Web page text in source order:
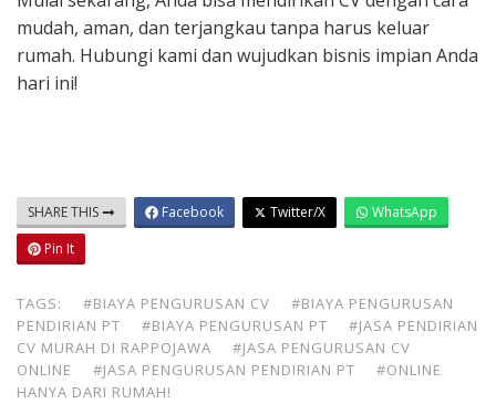
mudah, aman, dan terjangkau tanpa harus keluar
rumah. Hubungi kami dan wujudkan bisnis impian Anda
hari ini!
SHARE THIS Facebook Twitter/X
WhatsApp
Pin It
TAGS: #BIAYA PENGURUSAN CV
#BIAYA PENGURUSAN
PENDIRIAN PT
#BIAYA PENGURUSAN PT
#JASA PENDIRIAN
CV MURAH DI RAPPOJAWA
#JASA PENGURUSAN CV
ONLINE
#JASA PENGURUSAN PENDIRIAN PT
#ONLINE
HANYA DARI RUMAH!